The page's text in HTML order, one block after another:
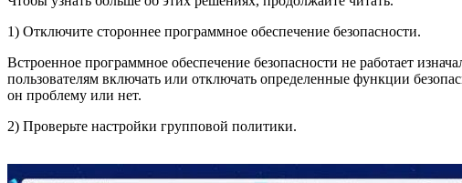
1) Отключите стороннее программное обеспечение безопасности.
Встроенное программное обеспечение безопасности не работает
пользователям включать или отключать определенные функции
он проблему или нет.
2) Проверьте настройки групповой политики.